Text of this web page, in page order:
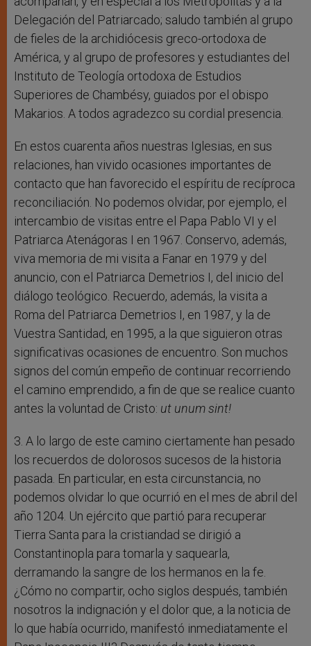
Delegación del Patriarcado; saludo también al grupo
de fieles de la archidiócesis greco-ortodoxa de
América, y al grupo de profesores y estudiantes del
Instituto de Teología ortodoxa de Estudios
Superiores de Chambésy, guiados por el obispo
Makarios. A todos agradezco su cordial presencia.
En estos cuarenta años nuestras Iglesias, en sus
relaciones, han vivido ocasiones importantes de
contacto que han favorecido el espíritu de recíproca
reconciliación. No podemos olvidar, por ejemplo, el
intercambio de visitas entre el Papa Pablo VI y el
Patriarca Atenágoras I en 1967. Conservo, además,
viva memoria de mi visita a Fanar en 1979 y del
anuncio, con el Patriarca Demetrios I, del inicio del
diálogo teológico. Recuerdo, además, la visita a
Roma del Patriarca Demetrios I, en 1987, y la de
Vuestra Santidad, en 1995, a la que siguieron otras
significativas ocasiones de encuentro. Son muchos
signos del común empeño de continuar recorriendo
el camino emprendido, a fin de que se realice cuanto
antes la voluntad de Cristo: ut unum sint!
3. A lo largo de este camino ciertamente han pesado
los recuerdos de dolorosos sucesos de la historia
pasada. En particular, en esta circunstancia, no
podemos olvidar lo que ocurrió en el mes de abril del
año 1204. Un ejército que partió para recuperar
Tierra Santa para la cristiandad se dirigió a
Constantinopla para tomarla y saquearla,
derramando la sangre de los hermanos en la fe.
¿Cómo no compartir, ocho siglos después, también
nosotros la indignación y el dolor que, a la noticia de
lo que había ocurrido, manifestó inmediatamente el